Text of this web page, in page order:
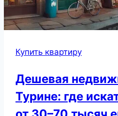
Купить квартиру
Дешевая
Турине: где